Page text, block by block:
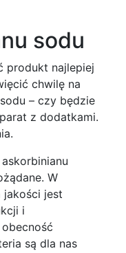
sodu
produkt najlepiej
chwilę na
– czy będzie
z dodatkami.
W
jakości jest
i
są dla nas